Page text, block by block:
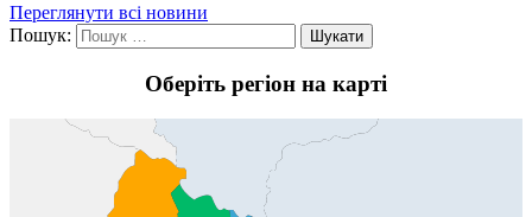
Переглянути всі новини
Пошук:
Оберіть регіон на карті